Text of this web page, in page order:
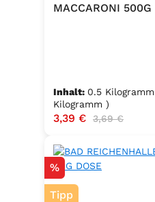
MACCARONI 500G
Inhalt: 0.5 Kilogramm
Kilogramm )
Verkaufspreis:
3,39 € Regulärer Preis:
3,69 €
Rabatt
%
Tipp